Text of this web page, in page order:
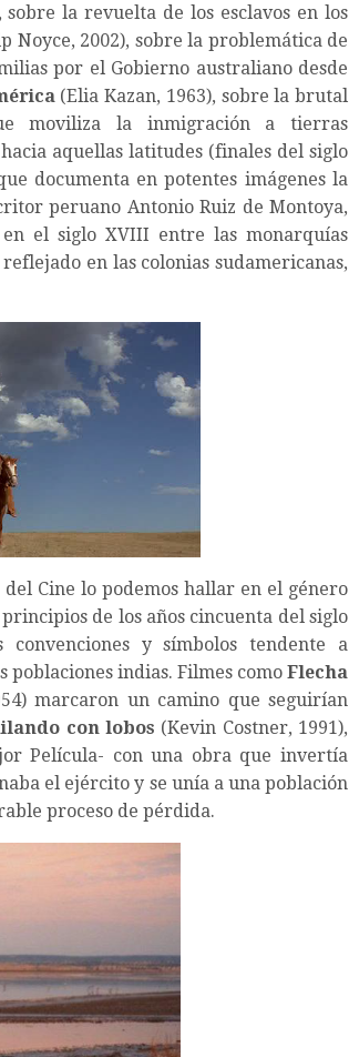
sobre la revuelta de los esclavos en los
Noyce, 2002), sobre la problemática de
por el Gobierno australiano desde
(Elia Kazan, 1963), sobre la brutal
moviliza la inmigración a tierras
aquellas latitudes (finales del siglo
documenta en potentes imágenes la
peruano Antonio Ruiz de Montoya,
el siglo XVIII entre las monarquías
en las colonias sudamericanas,
Cine lo podemos hallar en el género
de los años cincuenta del siglo
y símbolos tendente a
indias. Filmes como Flecha
marcaron un camino que seguirían
con lobos (Kevin Costner, 1991),
Película- con una obra que invertía
el ejército y se unía a una población
proceso de pérdida.